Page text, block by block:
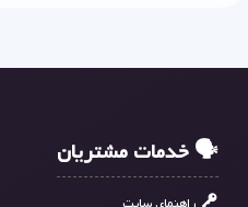
🗣 خدمات مشتریان